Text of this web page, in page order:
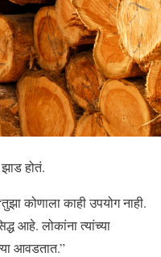
होतं.
कोणाला काही उपयोग नाही.
आहे. लोकांना त्यांच्या
आवडतात.”